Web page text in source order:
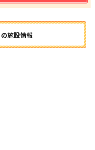
の施設情報